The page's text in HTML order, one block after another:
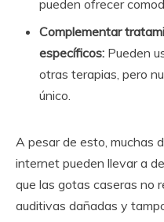
pueden ofrecer
Complementar
específicos: Pueden
otras terapias, pero
único.
A pesar de esto, muchas
internet pueden llevar a
que las gotas caseras no
auditivas dañadas y